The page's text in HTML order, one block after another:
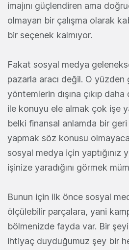
imajını güçlendiren ama
olmayan bir çalışma olarak
bir seçenek kalmıyor.
Fakat sosyal medya
pazarla aracı değil. O yüzden
yöntemlerin dışına çıkıp
ile konuyu ele almak çok işe
belki finansal anlamda bir geri
yapmak söz konusu
sosyal medya için yaptığınız
işinize yaradığını görmek
Bunun için ilk önce sosyal
ölçülebilir parçalara, yani
bölmenizde fayda var. Bir
ihtiyaç duyduğumuz şey bir